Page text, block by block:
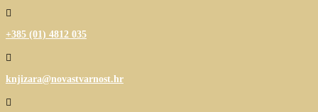

+385 (01) 4812 035

knjizara@novastvarnost.hr
